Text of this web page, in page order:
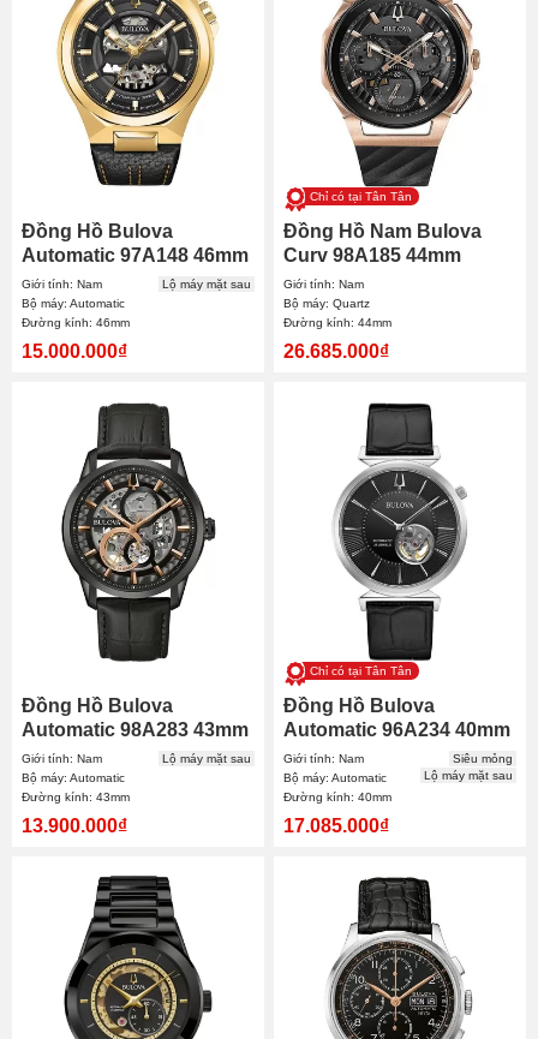
Đồng Hồ Bulova
Automatic 97A148 46mm
Nam
Giới tính: Nam
Bộ máy: Automatic
Đường kính: 46mm
Lộ máy mặt sau
15.000.000₫
Chỉ có tại Tân Tân
Đồng Hồ Nam Bulova
Curv 98A185 44mm
Giới tính: Nam
Bộ máy: Quartz
Đường kính: 44mm
26.685.000₫
Đồng Hồ Bulova
Automatic 98A283 43mm
Nam
Giới tính: Nam
Bộ máy: Automatic
Đường kính: 43mm
Lộ máy mặt sau
13.900.000₫
Chỉ có tại Tân Tân
Đồng Hồ Bulova
Automatic 96A234 40mm
Nam
Giới tính: Nam
Bộ máy: Automatic
Đường kính: 40mm
Siêu mỏng
Lộ máy mặt sau
17.085.000₫